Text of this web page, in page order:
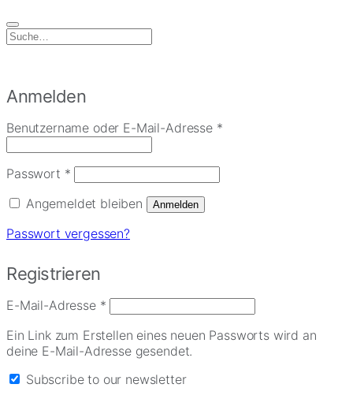
Search
Anmelden
Benutzername oder E-Mail-Adresse *Erforderlich
Passwort *Erforderlich
Angemeldet bleiben
Anmelden
Passwort vergessen?
Registrieren
E-Mail-Adresse *Erforderlich
Ein Link zum Erstellen eines neuen Passworts wird an
deine E-Mail-Adresse gesendet.
Subscribe to our newsletter